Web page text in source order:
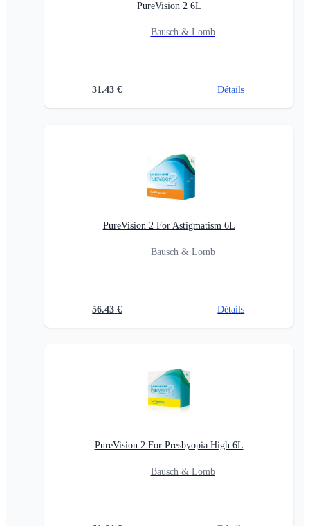
PureVision 2 6L
Bausch & Lomb
31.43 € Détails
PureVision 2 For Astigmatism 6L
Bausch & Lomb
56.43 € Détails
PureVision 2 For Presbyopia High 6L
Bausch & Lomb